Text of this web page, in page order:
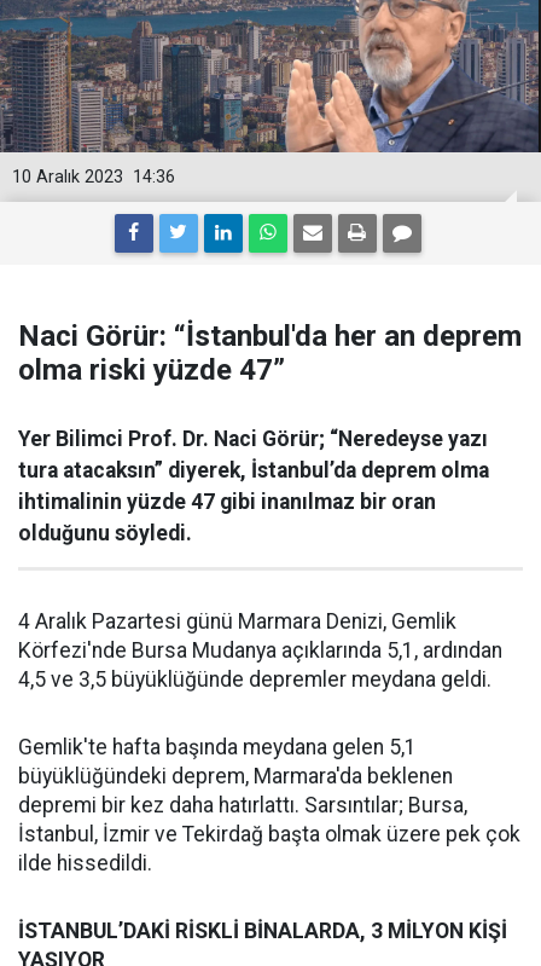
14:36
10 Aralık 2023
Naci Görür: “İstanbul'da her an deprem
olma riski yüzde 47”
Yer Bilimci Prof. Dr. Naci Görür; “Neredeyse yazı
tura atacaksın” diyerek, İstanbul’da deprem olma
ihtimalinin yüzde 47 gibi inanılmaz bir oran
olduğunu söyledi.
4 Aralık Pazartesi günü Marmara Denizi, Gemlik
Körfezi'nde Bursa Mudanya açıklarında 5,1, ardından
4,5 ve 3,5 büyüklüğünde depremler meydana geldi.
Gemlik'te hafta başında meydana gelen 5,1
büyüklüğündeki deprem, Marmara'da beklenen
depremi bir kez daha hatırlattı. Sarsıntılar; Bursa,
İstanbul, İzmir ve Tekirdağ başta olmak üzere pek çok
ilde hissedildi.
İSTANBUL’DAKİ RİSKLİ BİNALARDA, 3 MİLYON KİŞİ
YAŞIYOR